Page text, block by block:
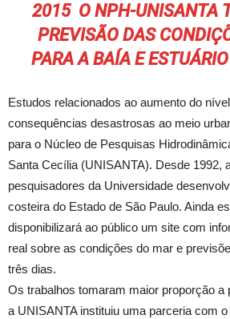
2015 O NPH-UNISANTA
PREVISÃO DAS
PARA A BAÍA E
Estudos relacionados ao aumento do
consequências desastrosas ao meio
para o Núcleo de Pesquisas
Santa Cecília (UNISANTA). Desde 1992,
pesquisadores da Universidade
costeira do Estado de São Paulo. Ainda
disponibilizará ao público um site com
real sobre as condições do mar e
três dias.
Os trabalhos tomaram maior proporção a
a UNISANTA instituiu uma parceria com